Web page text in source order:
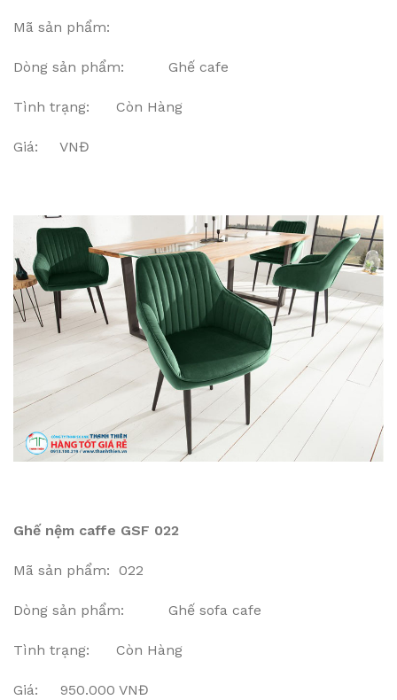
Mã sản phẩm:
Dòng sản phẩm: Ghế cafe
Tình trạng: Còn Hàng
Giá: VNĐ
Ghế nệm caffe GSF 022
Mã sản phẩm: 022
Dòng sản phẩm: Ghế sofa cafe
Tình trạng: Còn Hàng
Giá: 950.000 VNĐ